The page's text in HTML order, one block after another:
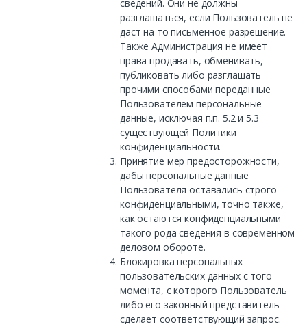
сведений. Они не должны
разглашаться, если Пользователь не
даст на то письменное разрешение.
Также Администрация не имеет
права продавать, обменивать,
публиковать либо разглашать
прочими способами переданные
Пользователем персональные
данные, исключая п.п. 5.2 и 5.3
существующей Политики
конфиденциальности.
Принятие мер предосторожности,
дабы персональные данные
Пользователя оставались строго
конфиденциальными, точно также,
как остаются конфиденциальными
такого рода сведения в современном
деловом обороте.
Блокировка персональных
пользовательских данных с того
момента, с которого Пользователь
либо его законный представитель
сделает соответствующий запрос.